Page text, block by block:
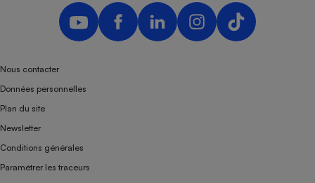
Nous contacter
Données personnelles
Plan du site
Newsletter
Conditions générales
Paramétrer les traceurs